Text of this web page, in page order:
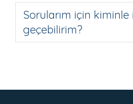
Sorularım için
geçebilirim?